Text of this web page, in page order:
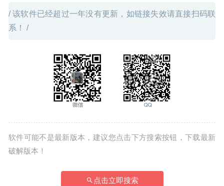
/ 该软件已经超过一年没有更新，如链接失效请直接扫码联
系！ /
软件可能不是最新版本，建议您点击下方搜索按钮，下载最新
破解版本！
点击立即搜索